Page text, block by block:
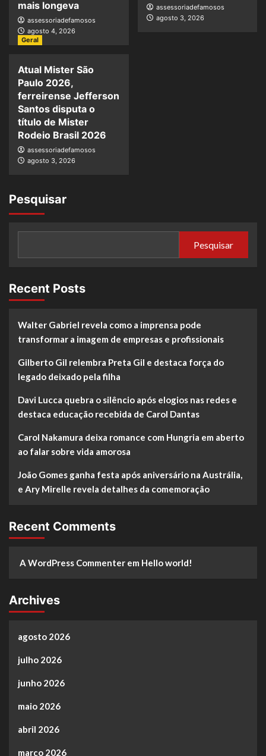
mais longeva
assessoriadefamosos
agosto 4, 2026
assessoriadefamosos
agosto 3, 2026
Geral
Atual Mister São
Paulo 2026,
ferreirense Jefferson
Santos disputa o
título de Mister
Rodeio Brasil 2026
assessoriadefamosos
agosto 3, 2026
Pesquisar
Pesquisar
Recent Posts
Walter Gabriel revela como a imprensa pode
transformar a imagem de empresas e profissionais
Gilberto Gil relembra Preta Gil e destaca força do
legado deixado pela filha
Davi Lucca quebra o silêncio após elogios nas redes e
destaca educação recebida de Carol Dantas
Carol Nakamura deixa romance com Hungria em aberto
ao falar sobre vida amorosa
João Gomes ganha festa após aniversário na Austrália,
e Ary Mirelle revela detalhes da comemoração
Recent Comments
A WordPress Commenter em Hello world!
Archives
agosto 2026
julho 2026
junho 2026
maio 2026
abril 2026
março 2026